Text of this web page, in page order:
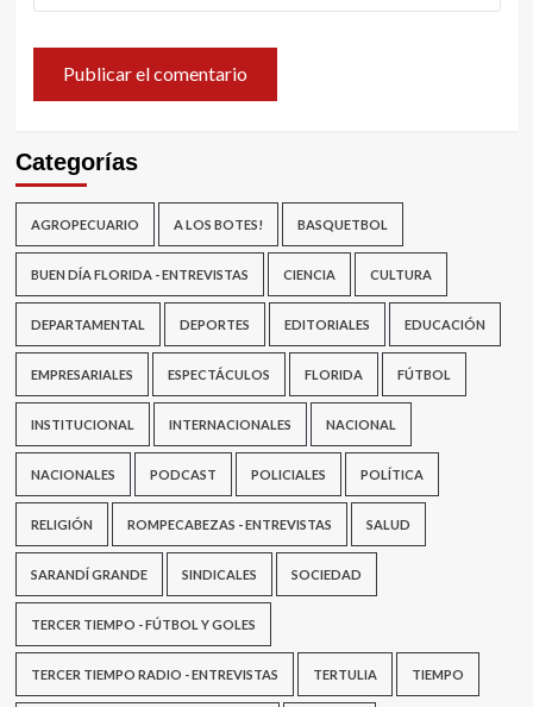
Categorías
AGROPECUARIO A LOS BOTES! BASQUETBOL
BUEN DÍA FLORIDA - ENTREVISTAS CIENCIA CULTURA
DEPARTAMENTAL DEPORTES EDITORIALES EDUCACIÓN
EMPRESARIALES ESPECTÁCULOS FLORIDA FÚTBOL
INSTITUCIONAL INTERNACIONALES NACIONAL
NACIONALES PODCAST POLICIALES POLÍTICA
RELIGIÓN ROMPECABEZAS - ENTREVISTAS SALUD
SARANDÍ GRANDE SINDICALES SOCIEDAD
TERCER TIEMPO - FÚTBOL Y GOLES
TERCER TIEMPO RADIO - ENTREVISTAS TERTULIA TIEMPO